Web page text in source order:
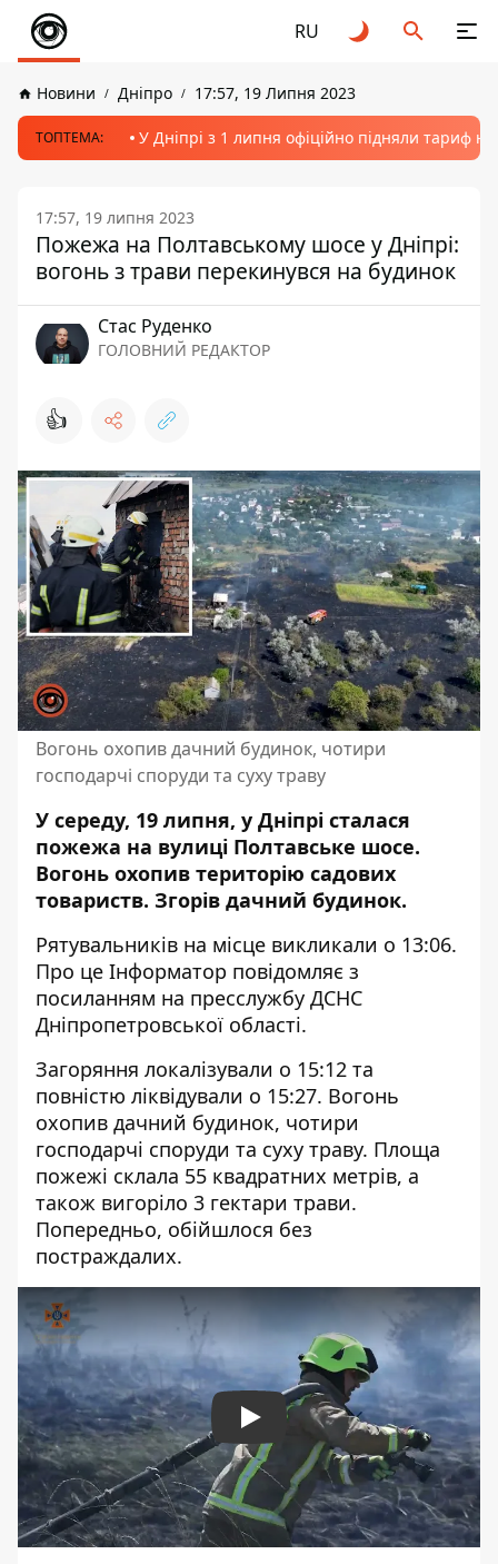
RU
Новини Дніпро 17:57, 19 Липня 2023
ТОПТЕМА: У Дніпрі з 1 липня офіційно підняли тариф
17:57, 19 липня 2023
Пожежа на Полтавському шосе у Дніпрі:
вогонь з трави перекинувся на будинок
Стас Руденко
ГОЛОВНИЙ РЕДАКТОР
👍
Вогонь охопив дачний будинок, чотири
господарчі споруди та суху траву
У середу, 19 липня, у Дніпрі сталася
пожежа на вулиці Полтавське шосе.
Вогонь охопив територію садових
товариств. Згорів дачний будинок.
Рятувальників на місце викликали о 13:06.
Про це Інформатор повідомляє з
посиланням на пресслужбу ДСНС
Дніпропетровської області.
Загоряння локалізували о 15:12 та
повністю ліквідували о 15:27. Вогонь
охопив дачний будинок, чотири
господарчі споруди та суху траву. Площа
пожежі склала 55 квадратних метрів, а
також вигоріло 3 гектари трави.
Попередньо, обійшлося без
постраждалих.
Play